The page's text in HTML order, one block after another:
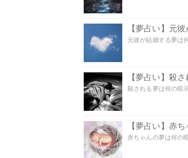
【夢占い】元
元彼が結婚する夢は
【夢占い】殺
殺される夢は何の暗
【夢占い】赤
赤ちゃんの夢は何の